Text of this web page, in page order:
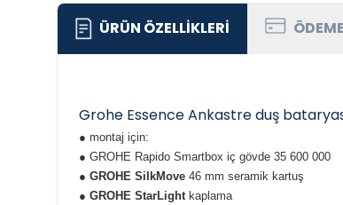
ÜRÜN ÖZELLIKLERI
Grohe Essence Ankastre duş
● montaj için:
● GROHE Rapido Smartbox iç gövde 35 600 000
● GROHE SilkMove 46 mm seramik kartuş
● GROHE StarLightkaplama